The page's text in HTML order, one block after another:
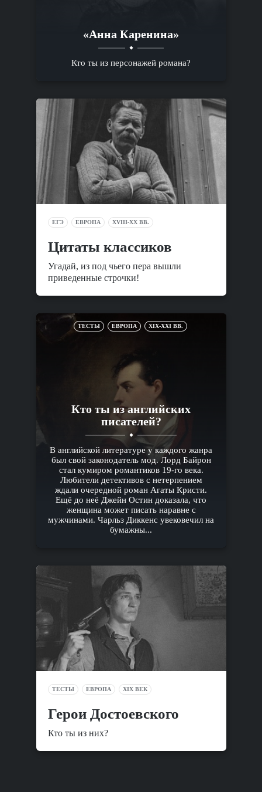
«Анна Каренина»
Кто ты из персонажей романа?
ЕГЭ ЕВРОПА XVIII-XX ВВ.
Цитаты классиков
Угадай, из под чьего пера вышли
приведенные строчки!
ТЕСТЫ ЕВРОПА XIX-XXI ВВ.
Кто ты из английских
писателей?
В английской литературе у каждого жанра
был свой законодатель мод. Лорд Байрон
стал кумиром романтиков 19-го века.
Любители детективов с нетерпением
ждали очередной роман Агаты Кристи.
Ещё до неё Джейн Остин доказала, что
женщина может писать наравне с
мужчинами. Чарльз Диккенс увековечил на
бумажны...
ТЕСТЫ ЕВРОПА XIX ВЕК
Герои Достоевского
Кто ты из них?